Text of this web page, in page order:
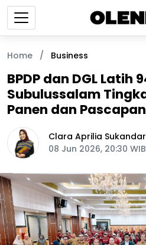
Home / Business
BPDP dan DGL Latih
Subulussalam
Panen dan
Clara Aprilia Sukandar
08 Jun 2026, 20:30 WIB